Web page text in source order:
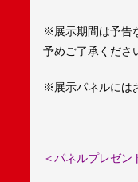
※展示期間は予告
予めご了承くださ
※展示パネルには
＜パネルプレゼン